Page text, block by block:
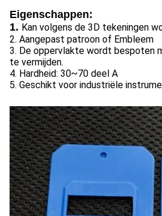
Eigenschappen:
1. Kan volgens de 3D tekeningen
2. Aangepast patroon of Embleem
3. De oppervlakte wordt bespoten
te vermijden.
4. Hardheid: 30~70 deel A
5. Geschikt voor industriële